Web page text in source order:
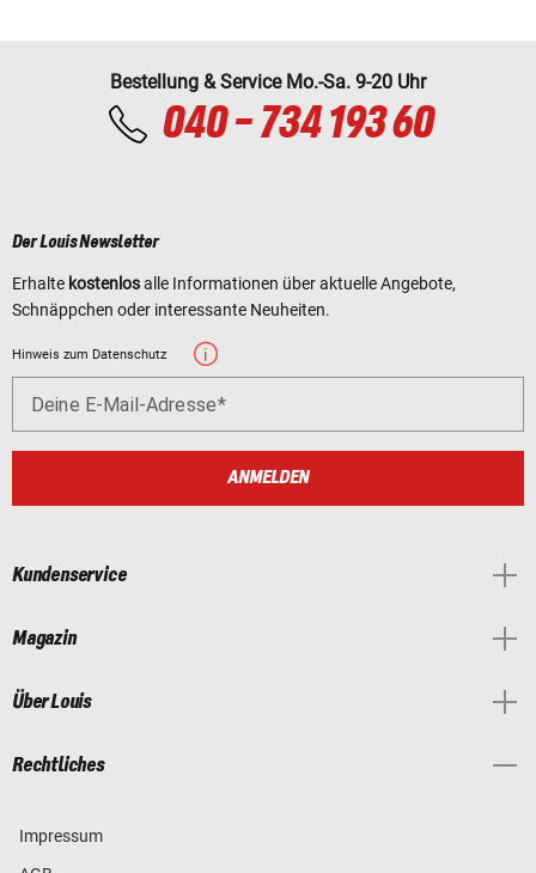
Bestellung & Service Mo.-Sa. 9-20 Uhr
040 - 734 193 60
Der Louis Newsletter
Erhalte kostenlosalle Informationen über aktuelle Angebote,
Schnäppchen oder interessante Neuheiten.
Hinweis zum Datenschutz
Deine E-Mail-Adresse
ANMELDEN
Kundenservice
Magazin
Über Louis
Rechtliches
Impressum